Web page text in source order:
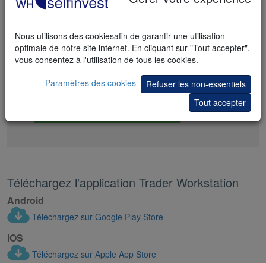
Plus de 150 marchés dans plus de 30 pays
De nombreux services supplémentaires
Des commissions très faibles
Un service légendaire
Téléchargez l'application Trader Workstation
Android
Téléchargez sur Google Play Store
iOS
Téléchargez sur Apple App Store
Nous utilisons des cookiesafin de garantir une utilisation
optimale de notre site internet. En cliquant sur "Tout accepter",
vous consentez à l'utilisation de tous les cookies.
Paramètres des cookies
Refuser les non-essentiels
Tout accepter